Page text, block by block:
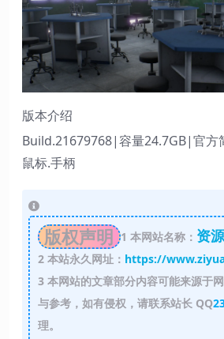
版本介绍
Build.21679768|容量24.7GB|官方
鼠标.手柄
版权声明 1 本网站名称： 资
2本站永久网址： https://
3本网站的文章部分内容可能来源于
与参考，如有侵权，请联系站长 QQ
理。